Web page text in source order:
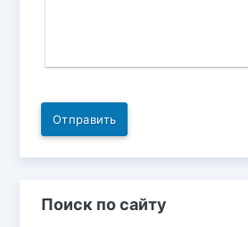
Отправить
Поиск по сайту